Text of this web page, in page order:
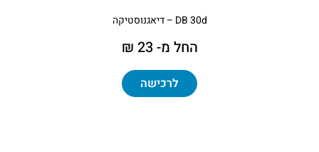
DB 30d – דיאגנוסטיקה
החל מ- 23 ₪
לרכישה